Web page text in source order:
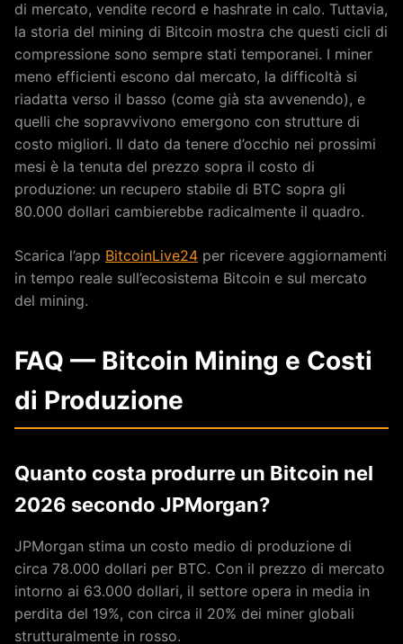
di mercato, vendite record e hashrate in calo. Tuttavia,
la storia del mining di Bitcoin mostra che questi cicli di
compressione sono sempre stati temporanei. I miner
meno efficienti escono dal mercato, la difficoltà si
riadatta verso il basso (come già sta avvenendo), e
quelli che sopravvivono emergono con strutture di
costo migliori. Il dato da tenere d’occhio nei prossimi
mesi è la tenuta del prezzo sopra il costo di
produzione: un recupero stabile di BTC sopra gli
80.000 dollari cambierebbe radicalmente il quadro.
Scarica l’app BitcoinLive24 per ricevere aggiornamenti
in tempo reale sull’ecosistema Bitcoin e sul mercato
del mining.
FAQ — Bitcoin Mining e Costi
di Produzione
Quanto costa produrre un Bitcoin nel
2026 secondo JPMorgan?
JPMorgan stima un costo medio di produzione di
circa 78.000 dollari per BTC. Con il prezzo di mercato
intorno ai 63.000 dollari, il settore opera in media in
perdita del 19%, con circa il 20% dei miner globali
strutturalmente in rosso.